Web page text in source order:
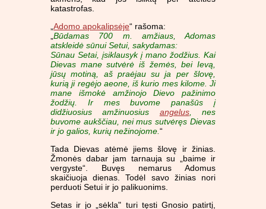
katastrofas.
„Adomo apokalipsėje“ rašoma:
„Būdamas 700 m. amžiaus, Adomas
atskleidė sūnui Setui, sakydamas:
Sūnau Setai, įsiklausyk į mano žodžius. Kai
Dievas mane sutvėrė iš žemės, bei Ievą,
jūsų motiną, aš praėjau su ja per šlovę,
kurią ji regėjo aeone, iš kurio mes kilome. Ji
mane išmokė amžinojo Dievo pažinimo
žodžių. Ir mes buvome panašūs į
didžiuosius amžinuosius angelus, nes
buvome aukščiau, nei mus sutvėręs Dievas
ir jo galios, kurių nežinojome.“
Tada Dievas atėmė jiems šlovę ir žinias.
Žmonės dabar jam tarnauja su „baime ir
vergyste“. Buvęs nemarus Adomus
skaičiuoja dienas. Todėl savo žinias nori
perduoti Setui ir jo palikuonims.
Setas ir jo „sėkla" turi tęsti Gnosio patirtį,